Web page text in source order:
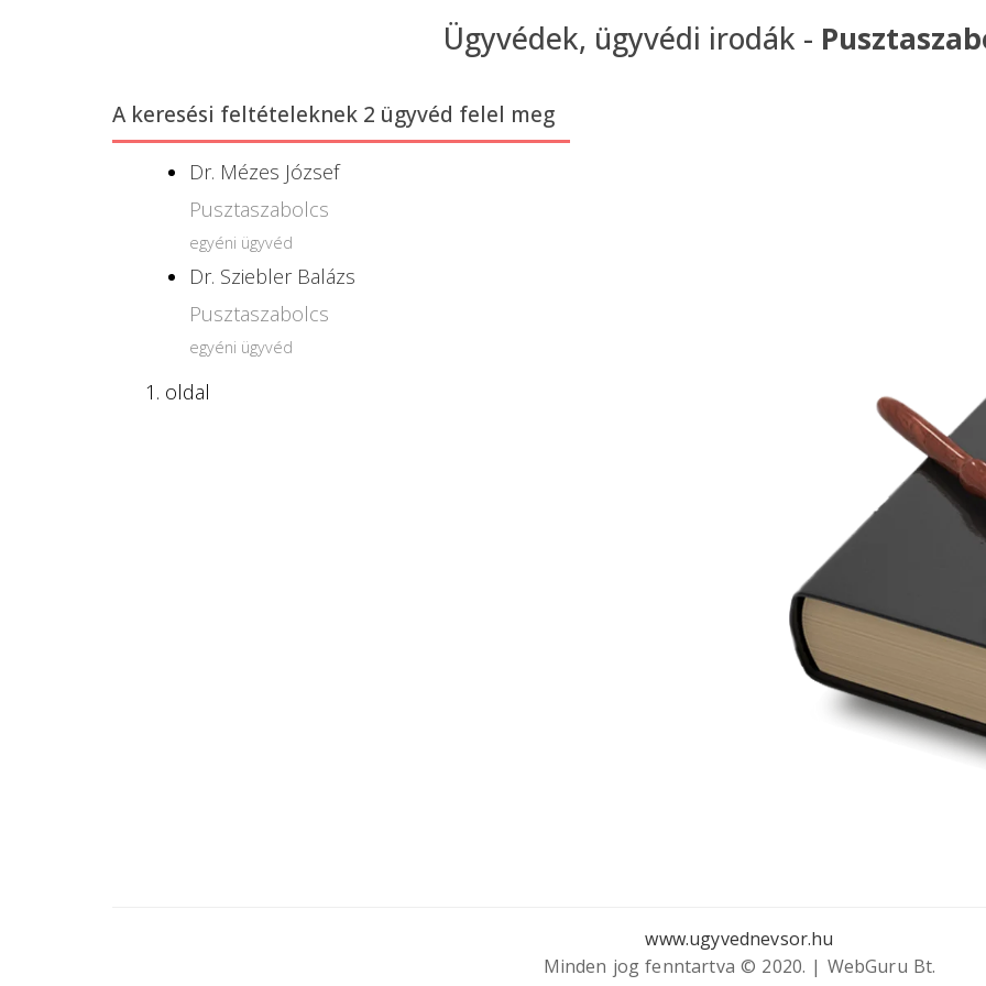
Ügyvédek, ügyvédi irodák -
A keresési feltételeknek 2 ügyvéd felel meg
Dr. Mézes József
Pusztaszabolcs
egyéni ügyvéd
Dr. Sziebler Balázs
Pusztaszabolcs
egyéni ügyvéd
1. oldal
www.ugyvednevsor.hu
Minden jog fenntartva © 2020. | WebGuru Bt.